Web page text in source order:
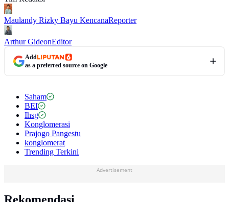
Maulandy Rizky Bayu KencanaReporter
Arthur GideonEditor
Add
as a preferred source on Google
Saham
BEI
Ihsg
Konglomerasi
Prajogo Pangestu
konglomerat
Trending Terkini
Advertisement
Rekomendasi